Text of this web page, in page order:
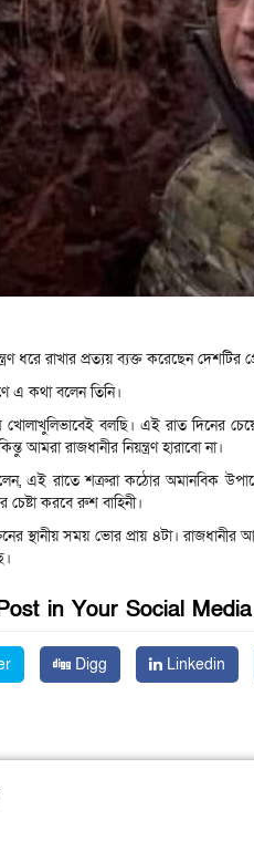
ধরে রাখার প্রত্যয় ব্যক্ত করেছেন দেশটির
এ কথা বলেন তিনি।
খোলাখুলিভাবেই বলছি। এই রাত দিনের
আমরা রাজধানীর নিয়ন্ত্রণ হারাবো না।
এই রাতে শত্রুরা কঠোর অমানবিক
করবে রুশ বাহিনী।
স্থানীয় সময় ভোর প্রায় ৪টা।
in Your Social Media
Digg Linkedin